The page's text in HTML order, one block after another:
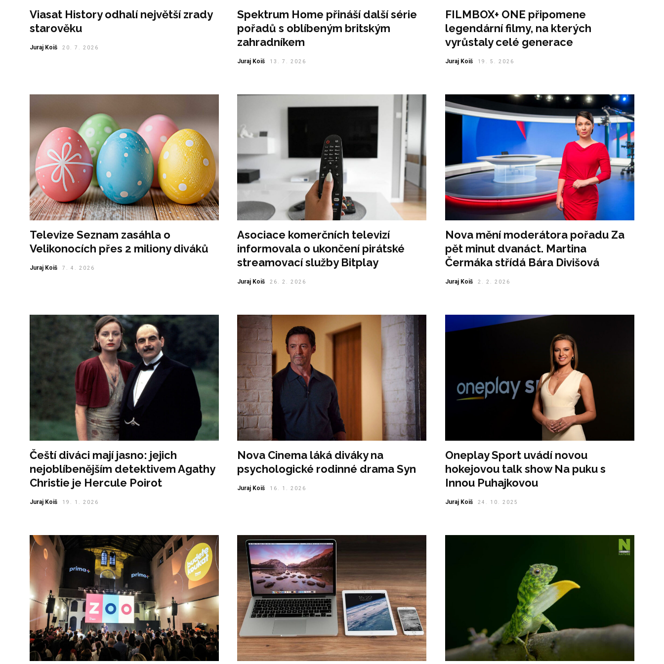
Viasat History odhalí největší zrady
starověku
Juraj Koiš 20. 7. 2026
Spektrum Home přináší další série
pořadů s oblíbeným britským
zahradníkem
Juraj Koiš 13. 7. 2026
FILMBOX+ ONE připomene
legendární filmy, na kterých
vyrůstaly celé generace
Juraj Koiš 19. 5. 2026
Televize Seznam zasáhla o
Velikonocích přes 2 miliony diváků
Juraj Koiš 7. 4. 2026
Asociace komerčních televizí
informovala o ukončení pirátské
streamovací služby Bitplay
Juraj Koiš 26. 2. 2026
Nova mění moderátora pořadu Za
pět minut dvanáct. Martina
Čermáka střídá Bára Divišová
Juraj Koiš 2. 2. 2026
Čeští diváci mají jasno: jejich
nejoblíbenějším detektivem Agathy
Christie je Hercule Poirot
Juraj Koiš 19. 1. 2026
Nova Cinema láká diváky na
psychologické rodinné drama Syn
Juraj Koiš 16. 1. 2026
Oneplay Sport uvádí novou
hokejovou talk show Na puku s
Innou Puhajkovou
Juraj Koiš 24. 10. 2025